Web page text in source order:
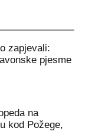
zapjevali:
pjesme
na
kod Požege,